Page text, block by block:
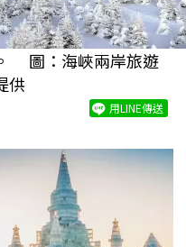
圖：海峽兩岸旅遊
供
用LINE傳送